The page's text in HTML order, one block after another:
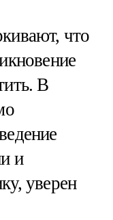
что
В
и
уверен